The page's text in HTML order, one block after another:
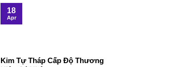
Kim Tự Tháp Cấp Độ Thương
18
Apr